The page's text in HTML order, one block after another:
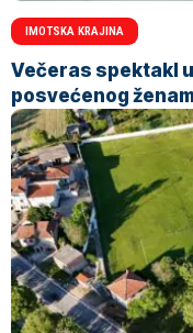
IMOTSKA KRAJINA
Večeras spektakl
posvećenog